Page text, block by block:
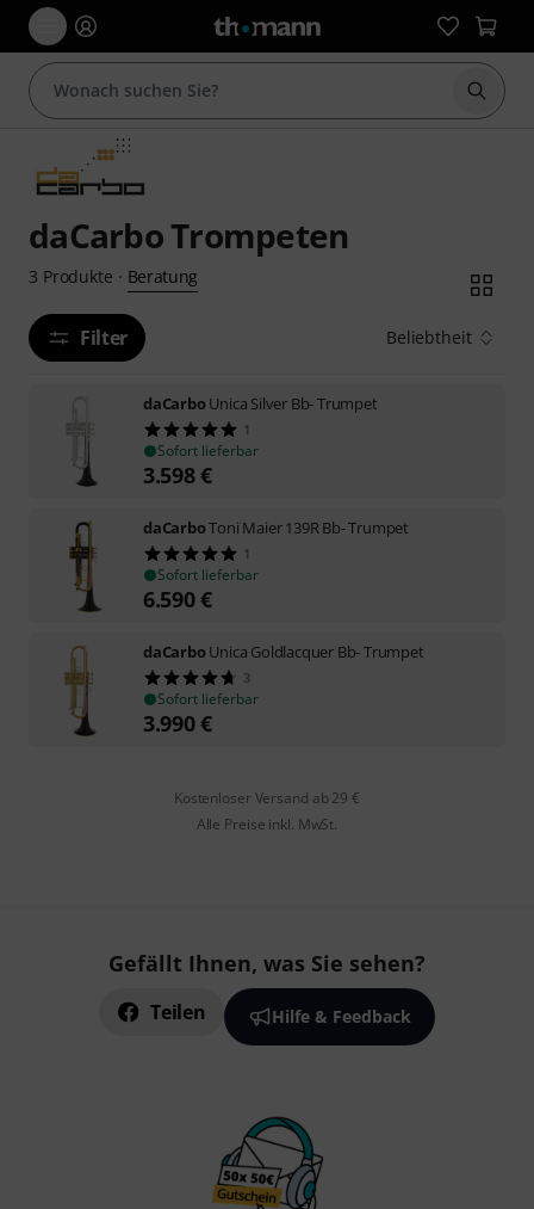
Suche
daCarbo Trompeten
3 Produkte · Beratung
Filter Beliebtheit
daCarboUnica Silver Bb- Trumpet
1
Sofort lieferbar
3.598€
daCarboToni Maier 139R Bb- Trumpet
1
Sofort lieferbar
6.590€
daCarboUnica Goldlacquer Bb- Trumpet
3
Sofort lieferbar
3.990€
Kostenloser Versand ab 29 €
Alle Preise inkl. MwSt.
Gefällt Ihnen, was Sie sehen?
Teilen Hilfe & Feedback